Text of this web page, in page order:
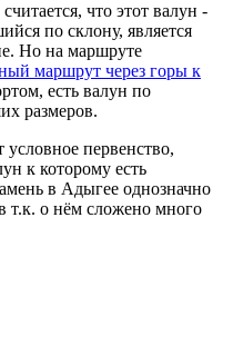
что этот валун -
по склону, является
Но на маршруте
маршрут через горы к
есть валун по
размеров.
условное первенство,
к которому есть
в Адыгее однозначно
т.к. о нём сложено много